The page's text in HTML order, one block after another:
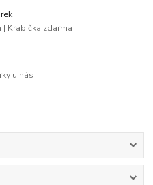
Krabička zdarma
u nás